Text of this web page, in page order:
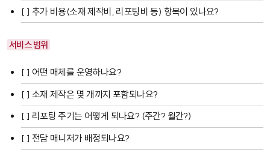
[ ] 추가 비용(소재 제작비, 리포팅비 등) 항목이 있나요?
서비스 범위
[ ] 어떤 매체를 운영하나요?
[ ] 소재 제작은 몇 개까지 포함되나요?
[ ] 리포팅 주기는 어떻게 되나요? (주간? 월간?)
[ ] 전담 매니저가 배정되나요?